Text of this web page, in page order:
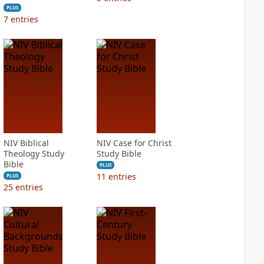
PLUS
7 entries
NIV Biblical
Theology Study
Bible
PLUS
25 entries
NIV Case for Christ
Study Bible
PLUS
11 entries